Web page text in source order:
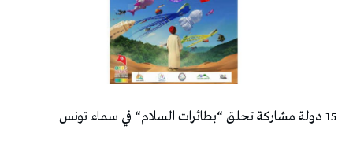
15 دولة مشاركة تحلق “بطائرات السلام“ في سماء تونس